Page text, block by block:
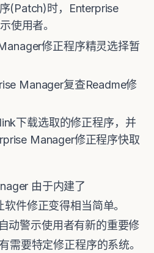
(Patch)时，Enterprise
使用者。
修正程序精灵选择暂
Manager复查Readme修
下载选取的修正程序，并
Manager修正程序快取
由于内建了
件修正变得相当简单。
动警示使用者有新的重要修
需要特定修正程序的系统。